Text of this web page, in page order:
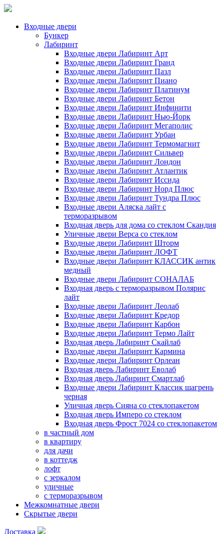
Входные двери
Бункер
Лабиринт
Входные двери Лабиринт Арт
Входные двери Лабиринт Гранд
Входные двери Лабиринт Пазл
Входные двери Лабиринт Пиано
Входные двери Лабиринт Платинум
Входные двери Лабиринт Бетон
Входные двери Лабиринт Инфинити
Входные двери Лабиринт Нью-Йорк
Входные двери Лабиринт Мегаполис
Входные двери Лабиринт Урбан
Входные двери Лабиринт Термомагнит
Входные двери Лабиринт Сильвер
Входные двери Лабиринт Лондон
Входные двери Лабиринт Атлантик
Входные двери Лабиринт Иссида
Входные двери Лабиринт Норд Плюс
Входные двери Лабиринт Тундра Плюс
Входные двери Аляска лайт с
терморазрывом
Входная дверь для дома со стеклом Скандия
Уличные двери Верса со стеклом
Входные двери Лабиринт Шторм
Входные двери Лабиринт ЛОФТ
Входные двери Лабиринт КЛАССИК антик
медный
Входные двери Лабиринт СОНАЛАБ
Входная дверь с терморазрывом Полярис
лайт
Входные двери Лабиринт Леолаб
Входные двери Лабиринт Кредор
Входные двери Лабиринт Карбон
Входные двери Лабиринт Термо Лайт
Входная дверь Лабиринт Скайлаб
Входные двери Лабиринт Кармина
Входные двери Лабиринт Орлеан
Входная дверь Лабиринт Еволаб
Входная дверь Лабиринт Смартлаб
Входные двери Лабиринт Классик шагрень
черная
Уличная дверь Сияна со стеклопакетом
Входная дверь Имперо со стеклом
Входная дверь Фрост 7024 со стеклопакетом
в частный дом
в квартиру
для дачи
в коттедж
лофт
с зеркалом
уличные
с терморазрывом
Межкомнатные двери
Скрытые двери
Доставка